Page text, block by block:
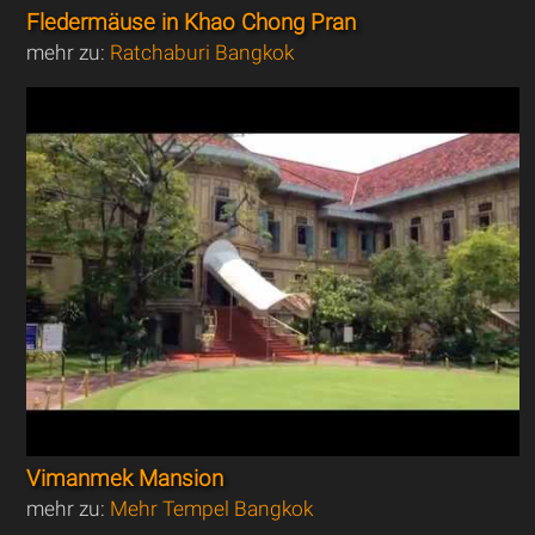
Fledermäuse in Khao Chong Pran
mehr zu: Ratchaburi Bangkok
Vimanmek Mansion
mehr zu: Mehr Tempel Bangkok